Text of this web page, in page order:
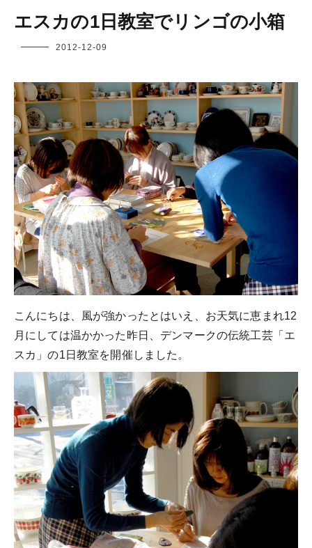
エスカの1日教室でリンゴの小箱
フ
2012-12-09
こんにちは、風が強かったとはいえ、お天気に恵まれ12
月にしては温かかった昨日、デンマークの伝統工芸「エ
スカ」の1日教室を開催しました。